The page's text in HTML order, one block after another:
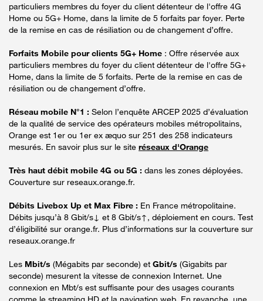
particuliers membres du foyer du client détenteur de l'offre 4G
Home ou 5G+ Home, dans la limite de 5 forfaits par foyer. Perte
de la remise en cas de résiliation ou de changement d’offre.
Forfaits Mobile pour clients 5G+ Home : Offre réservée aux
particuliers membres du foyer du client détenteur de l'offre 5G+
Home, dans la limite de 5 forfaits. Perte de la remise en cas de
résiliation ou de changement d’offre.
Réseau mobile N°1 : Selon l’enquête ARCEP 2025 d’évaluation
de la qualité de service des opérateurs mobiles métropolitains,
Orange est 1er ou 1er ex æquo sur 251 des 258 indicateurs
mesurés. En savoir plus sur le site réseaux d'Orange
Très haut débit mobile 4G ou 5G : dans les zones déployées.
Couverture sur reseaux.orange.fr.
Débits Livebox Up et Max Fibre : En France métropolitaine.
Débits jusqu’à 8 Gbit/s↓ et 8 Gbit/s↑, déploiement en cours. Test
d’éligibilité sur orange.fr. Plus d’informations sur la couverture sur
reseaux.orange.fr
Les Mbit/s (Mégabits par seconde) et Gbit/s (Gigabits par
seconde) mesurent la vitesse de connexion Internet. Une
connexion en Mbt/s est suffisante pour des usages courants
comme le streaming HD et la navigation web. En revanche, une